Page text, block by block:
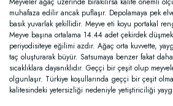
muhafaza edilir ancak puflaşır. Depolamaya pek
basık yuvarlak şekillidir. Meyve eti koyu portakal
Meyve başına ortalama 14.44 adet çekirdek
periyodisiteye eğilimi azdır. Ağaç orta kuvvette,
taç oluşturarak büyür. Satsumaya benzer fakat
sıcaklıklara dayanıklıdır. Geççi bir çeşit olup
olgunlaşır. Türkiye koşullarında geççi bir çeşit
kalitesindeki yetersizliği nedeniyle yetiştiriciliği